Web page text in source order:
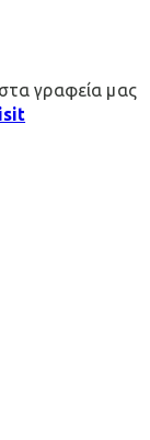
γραφεία μας